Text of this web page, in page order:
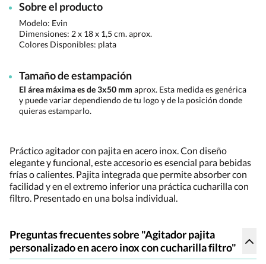
Sobre el producto
Modelo: Evin
Dimensiones: 2 x 18 x 1,5 cm. aprox.
Colores Disponibles: plata
Tamaño de estampación
El área máxima es de 3x50 mm aprox. Esta medida es genérica
y puede variar dependiendo de tu logo y de la posición donde
quieras estamparlo.
Práctico agitador con pajita en acero inox. Con diseño
elegante y funcional, este accesorio es esencial para bebidas
frías o calientes. Pajita integrada que permite absorber con
facilidad y en el extremo inferior una práctica cucharilla con
filtro. Presentado en una bolsa individual.
Preguntas frecuentes sobre "Agitador pajita
personalizado en acero inox con cucharilla filtro"